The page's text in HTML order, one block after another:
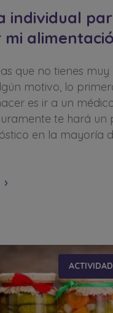
individual
que no tienes muy
motivo, lo
es ir a un
te hará un
en la mayoría